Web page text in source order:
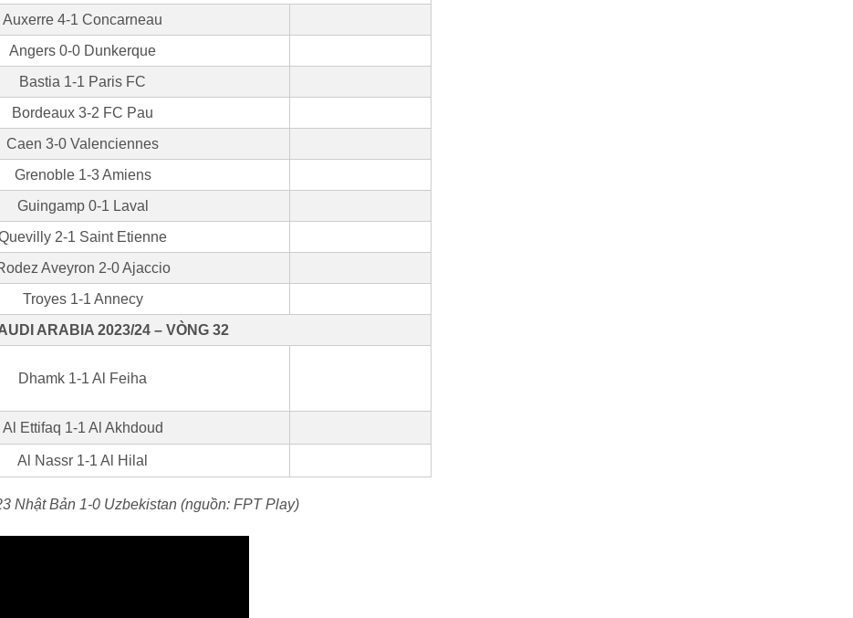
Auxerre 4-1 Concarneau
Angers 0-0 Dunkerque
Bastia 1-1 Paris FC
Bordeaux 3-2 FC Pau
Caen 3-0 Valenciennes
Grenoble 1-3 Amiens
Guingamp 0-1 Laval
2-1 Saint Etienne
Aveyron 2-0 Ajaccio
Troyes 1-1 Annecy
ARABIA 2023/24 – VÒNG 32
Dhamk 1-1 Al Feiha
Al Ettifaq 1-1 Al Akhdoud
Al Nassr 1-1 Al Hilal
Nhật Bản 1-0 Uzbekistan (nguồn: FPT Play)